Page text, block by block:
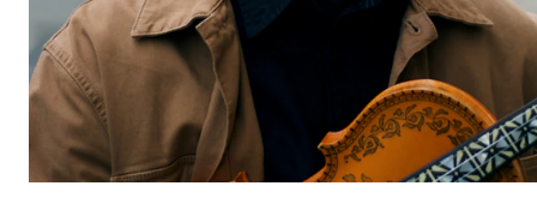
CREMAH
NordART
Prosjekter
Publikasjoner